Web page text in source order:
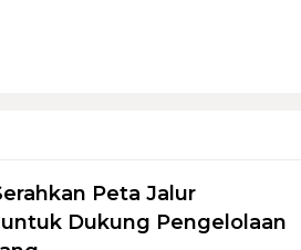
Peta Jalur
untuk Dukung Pengelolaan